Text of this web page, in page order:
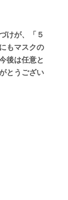
けが、「５
もマスクの
後は任意と
とうござい